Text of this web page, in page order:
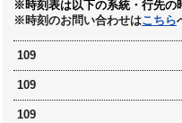
※時刻表は以下の系統・行先の
※時刻のお問い合わせはこちら
109
109
109